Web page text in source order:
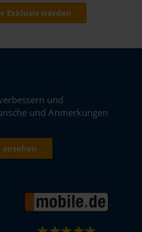
Exklusiv werden
und
und Anmerkungen